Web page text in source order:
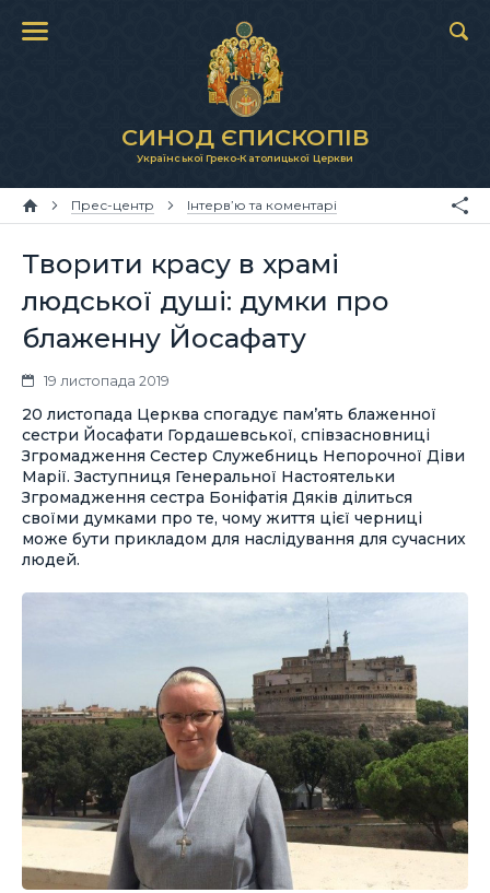
СИНОД ЄПИСКОПІВ
Української Греко-Католицької Церкви
Прес-центр Інтерв’ю та коментарі
Творити красу в храмі
людської душі: думки про
блаженну Йосафату
19 листопада 2019
20 листопада Церква спогадує пам’ять блаженної
сестри Йосафати Гордашевської, співзасновниці
Згромадження Cестер Cлужебниць Непорочної Діви
Марії. Заступниця Генеральної Настоятельки
Згромадження сестра Боніфатія Дяків ділиться
своїми думками про те, чому життя цієї черниці
може бути прикладом для наслідування для сучасних
людей.